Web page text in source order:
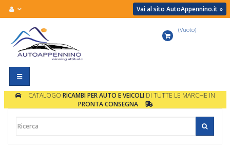
Vai al sito AutoAppennino.it »
Navigazione
Toggle
(Vuoto)
CATALOGO RICAMBI PER AUTO E VEICOLIDI TUTTE LE MARCHE IN
PRONTA CONSEGNA